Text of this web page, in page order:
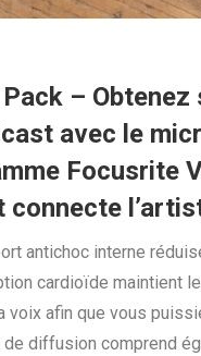
–
avec le
Focusrite
antichoc interne
cardioïde maintient
afin que vous
de diffusion comprend